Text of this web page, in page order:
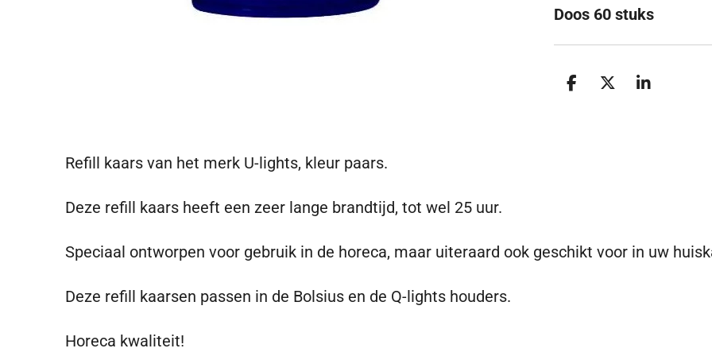
Doos 60 stuks
D
D
S
Refill kaars van het merk U-lights, kleur paars.
Deze refill kaars heeft een zeer lange brandtijd, tot wel 25 uur.
Speciaal ontworpen voor gebruik in de horeca, maar uiteraard ook geschikt voor in uw
Deze refill kaarsen passen in de Bolsius en de Q-lights houders.
Horeca kwaliteit!